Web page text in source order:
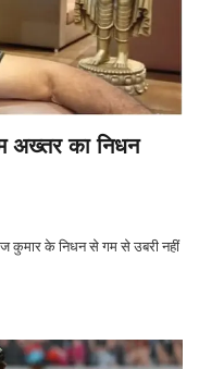
अख्तर का निधन
कुमार के निधन से गम से उबरी नहीं